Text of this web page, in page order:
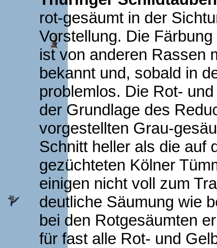
rot-gesäumt in der
Vorstellung. Die
ist von anderen Rassen
bekannt und, sobald in
problemlos. Die Rot-
der Grundlage des
vorgestellten Grau-
Schnitt heller als die auf
gezüchteten Kölner
einigen nicht voll zum
deutliche Säumung wie
bei den Rotgesäumten
für fast alle Rot- und